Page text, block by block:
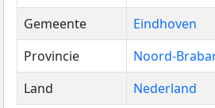
Gemeente
Eindhoven
Provincie
Noord-
Land
Nederland